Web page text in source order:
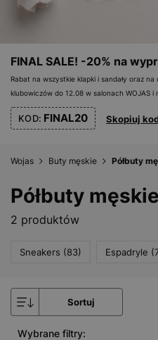
FINAL SALE! -20% na
Rabat na wszystkie klapki i sandały oraz
klubowiczów do 12.08 w salonach WOJAS i
KOD: FINAL20 Skopiuj
Wojas Buty męskie Półbuty
Półbuty męskie
2 produktów
Sneakers (83) Espadryle
Sortuj
Wybrane filtry: